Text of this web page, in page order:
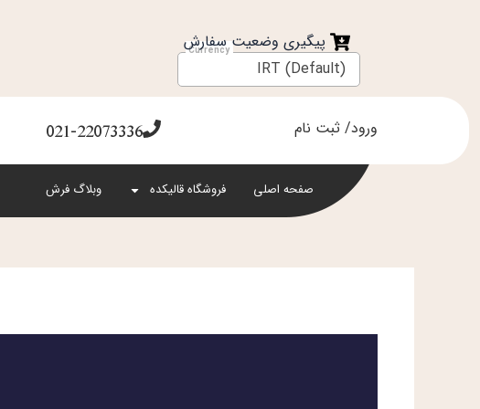
پیگیری وضعیت سفارش
IRT (Default)
ورود/ ثبت نام 021-22073336
صفحه اصلی فروشگاه قالیکده وبلاگ فرش